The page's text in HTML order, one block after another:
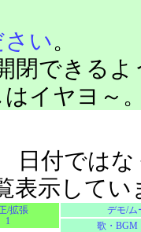
い。
閉できる
イヤヨ～
日付では
表示してい
/拡張
1
デモ/ム
歌・BGM